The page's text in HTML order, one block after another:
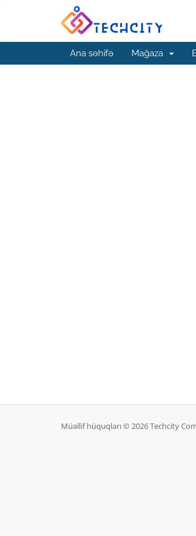
Ana səhifə Mağaza
Müəllif hüquqları © 2026 Techcity